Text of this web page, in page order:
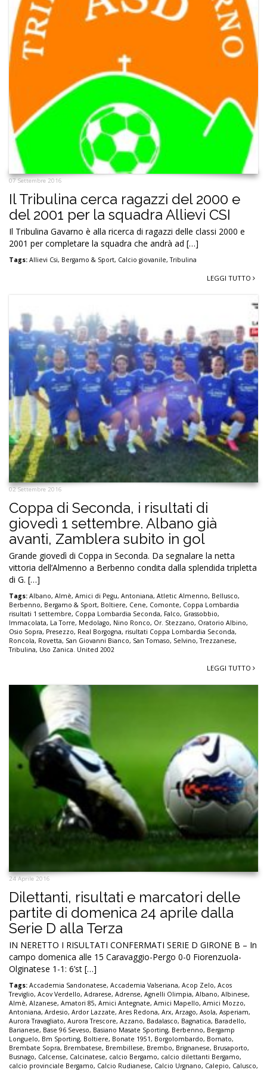
07 Settembre 2016
Il Tribulina cerca ragazzi del 2000 e
del 2001 per la squadra Allievi CSI
Il Tribulina Gavarno è alla ricerca di ragazzi delle classi 2000 e
2001 per completare la squadra che andrà ad […]
Tags: Allievi Csi, Bergamo & Sport, Calcio giovanile,Tribulina
LEGGI TUTTO
02 Settembre 2016
Coppa di Seconda, i risultati di
giovedì 1 settembre. Albano già
avanti, Zamblera subito in gol
Grande giovedì di Coppa in Seconda. Da segnalare la netta
vittoria dell’Almenno a Berbenno condita dalla splendida tripletta
di G. […]
Tags: Albano, Almè, Amici di Pegu, Antoniana, Atletic Almenno, Bellusco,
Berbenno, Bergamo & Sport, Boltiere, Cene, Comonte, Coppa Lombardia
risultati 1 settembre, Coppa Lombardia Seconda, Falco, Grassobbio,
Immacolata, La Torre, Medolago, Nino Ronco, Or. Stezzano, Oratorio Albino,
Osio Sopra, Presezzo, Real Borgogna, risultati Coppa Lombardia Seconda,
Roncola, Rovetta, San Giovanni Bianco, San Tomaso, Selvino,Trezzanese,
Tribulina, Uso Zanica. United 2002
LEGGI TUTTO
24 Aprile 2016
Dilettanti, risultati e marcatori delle
partite di domenica 24 aprile dalla
Serie D alla Terza
IN NERETTO I RISULTATI CONFERMATI SERIE D GIRONE B – In
campo domenica alle 15 Caravaggio-Pergo 0-0 Fiorenzuola-
Olginatese 1-1: 6’st […]
Tags: Accademia Sandonatese, Accademia Valseriana, Acop Zelo, Acos
Treviglio, Acov Verdello, Adrarese, Adrense, Agnelli Olimpia, Albano, Albinese,
Almè, Alzanese, Amatori 85, Amici Antegnate, Amici Mapello, Amici Mozzo,
Antoniana, Ardesio, Ardor Lazzate, Ares Redona, Arx, Arzago, Asola, Asperiam,
Aurora Travagliato, Aurora Trescore, Azzano, Badalasco, Bagnatica, Baradello,
Barianese, Base 96 Seveso, Basiano Masate Sporting, Berbenno, Bergamp
Longuelo, Bm Sporting, Boltiere, Bonate 1951, Borgolombardo, Bornato,
Brembate Sopra, Brembatese, Brembillese, Brembo, Brignanese, Brusaporto,
Busnago, Calcense, Calcinatese, calcio Bergamo, calcio dilettanti Bergamo,
calcio provinciale Bergamo, Calcio Rudianese, Calcio Urgnano, Calepio, Calusco,